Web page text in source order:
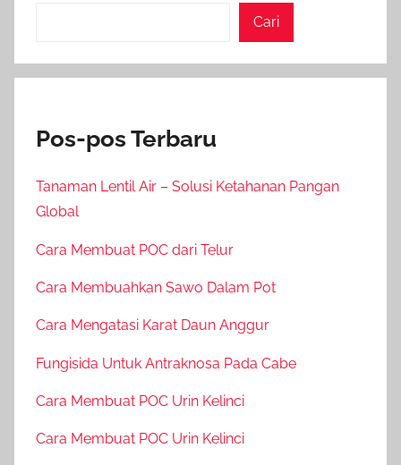
Cari
Pos-pos Terbaru
Tanaman Lentil Air – Solusi Ketahanan Pangan
Global
Cara Membuat POC dari Telur
Cara Membuahkan Sawo Dalam Pot
Cara Mengatasi Karat Daun Anggur
Fungisida Untuk Antraknosa Pada Cabe
Cara Membuat POC Urin Kelinci
Cara Membuat POC Urin Kelinci